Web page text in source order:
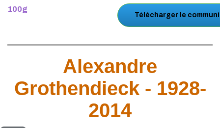
100g
Télécharger le
Alexandre
Grothendieck - 1928-
2014